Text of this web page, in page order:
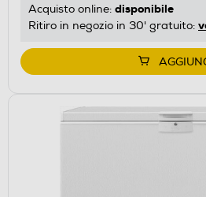
Acquisto online: disponibile
Ritiro in negozio in 30' gratuito: